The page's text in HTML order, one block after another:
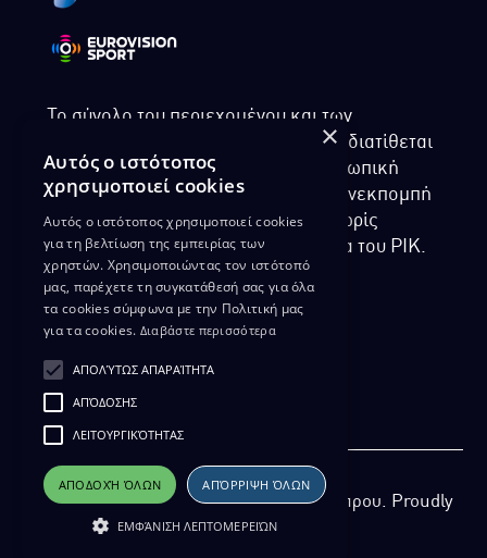
Το σύνολο του περιεχομένου και των
υπηρεσιών της ιστοσελίδας του ΡΙΚ διατίθεται
στους επισκέπτες αυστηρά για προσωπική
χρήση. Απαγορεύεται η χρήση ή επανεκπομπή
του, σε οποιοδήποτε μορφή, με ή χωρίς
επεξεργασία και χωρίς γραπτή άδεια του ΡΙΚ.
ΔΙΚΑΙΩΜΑ ΠΡΟΣΤΑΣΙΑΣ ΔΕΔΟΜΕΝΩΝ
ΠΟΛΙΤΙΚΗ ΑΠΟΡΡΗΤΟΥ
ΔΙΑΘΕΣΗ ΑΡΧΕΙΑΚΟΥ ΥΛΙΚΟΥ
ΠΟΛΙΤΙΚΗ ΑΠΟΡΡΗΤΟΥ EUROVISION
Copyright 2026 Ραδιοφωνικό Ίδρυμα Κύπρου. Proudly
developed byPixel Actionsfor ΡΙΚ
×
Αυτός ο ιστότοπος
χρησιμοποιεί cookies
Αυτός ο ιστότοπος χρησιμοποιεί cookies
για τη βελτίωση της εμπειρίας των
χρηστών. Χρησιμοποιώντας τον ιστότοπό
μας, παρέχετε τη συγκατάθεσή σας για όλα
τα cookies σύμφωνα με την Πολιτική μας
για τα cookies. Διαβάστε περισσότερα
ΑΠΟΛΎΤΩΣ ΑΠΑΡΑΊΤΗΤΑ
ΑΠΌΔΟΣΗΣ
ΛΕΙΤΟΥΡΓΙΚΌΤΗΤΑΣ
ΑΠΟΔΟΧΉ ΌΛΩΝ ΑΠΌΡΡΙΨΗ ΌΛΩΝ
ΕΜΦΆΝΙΣΗ ΛΕΠΤΟΜΕΡΕΙΏΝ